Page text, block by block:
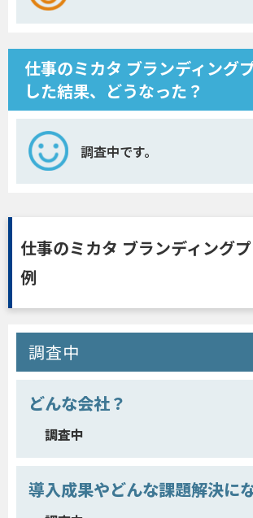
仕事のミカタ ブランディング
した結果、どうなった？
調査中です。
仕事のミカタ ブランディング
例
調査中
どんな会社？
調査中
導入成果やどんな課題解決に